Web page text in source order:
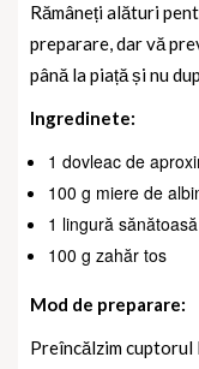
Rămâneți alături
preparare, dar vă
până la piață și nu
Ingredinete:
1 dovleac de
100 g miere de
1 lingură
100 g zahăr tos
Mod de preparare:
Preîncălzim cuptorul